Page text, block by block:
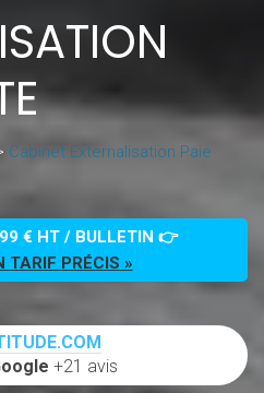
Cabinet Externalisation Paie
€ HT / BULLETIN 👉
TARIF PRÉCIS »
+21 avis